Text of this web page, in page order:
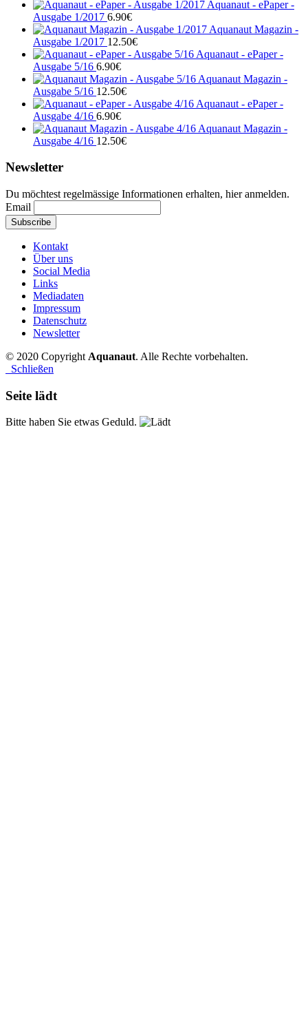
Aquanaut - ePaper -
Ausgabe 1/2017 6.90€
Aquanaut Magazin -
Ausgabe 1/2017 12.50€
Aquanaut - ePaper -
Ausgabe 5/16 6.90€
Aquanaut Magazin -
Ausgabe 5/16 12.50€
Aquanaut - ePaper -
Ausgabe 4/16 6.90€
Aquanaut Magazin -
Ausgabe 4/16 12.50€
Newsletter
Du möchtest regelmässige Informationen erhalten, hier anmelden.
Email
Kontakt
Über uns
Social Media
Links
Mediadaten
Impressum
Datenschutz
Newsletter
© 2020 Copyright Aquanaut. Alle Rechte vorbehalten.
Schließen
Seite lädt
Bitte haben Sie etwas Geduld.